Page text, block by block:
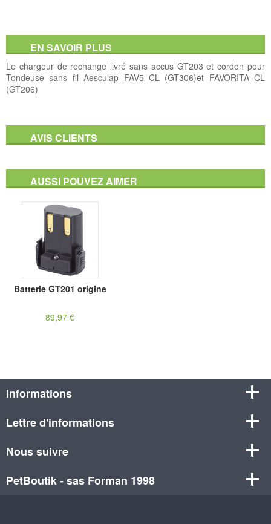
EN SAVOIR PLUS
Le chargeur de rechange livré sans accus GT203 et cordon pour
Tondeuse sans fil Aesculap FAV5 CL (GT306)et FAVORITA CL
(GT206)
AVIS CLIENTS
AUSSI POUVEZ AIMER
Batterie GT201 origine
89,97 €
Informations
Lettre d'informations
Nous suivre
PetBoutik - sas Forman 1998